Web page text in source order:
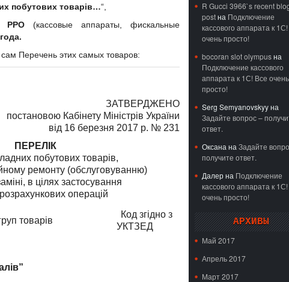
побутових товарів…“,
РРО(кассовые аппараты, фискальные
Перечень этих самых товаров:
ЗАТВЕРДЖЕНО
постановою Кабінету Міністрів України
від 16 березня 2017 р. № 231
ПЕРЕЛІК
побутових товарів,
ремонту (обслуговуванню)
в цілях застосування
операцій
товарів
Код згідно з
УКТЗЕД
R Gucci 3966`s recent
postна Подключение
кассового аппарата к
очень просто!
bocoran slot olympusна
Подключение кассового
аппарата к 1С! Все очень
просто!
Serg Semyanovskyyна
Задайте вопрос –
ответ.
Оксана на Задайте
получите ответ.
Далерна Подключение
кассового аппарата к
очень просто!
АРХИВЫ
Май 2017
Апрель 2017
Март 2017